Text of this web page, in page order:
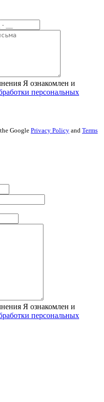
Я ознакомлен и
персональных
Google Privacy Policy and Terms
Я ознакомлен и
персональных